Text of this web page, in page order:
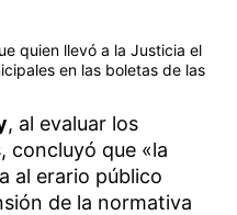
quien llevó a la Justicia el
en las boletas de las
, al evaluar los
concluyó que «la
al erario público
de la normativa